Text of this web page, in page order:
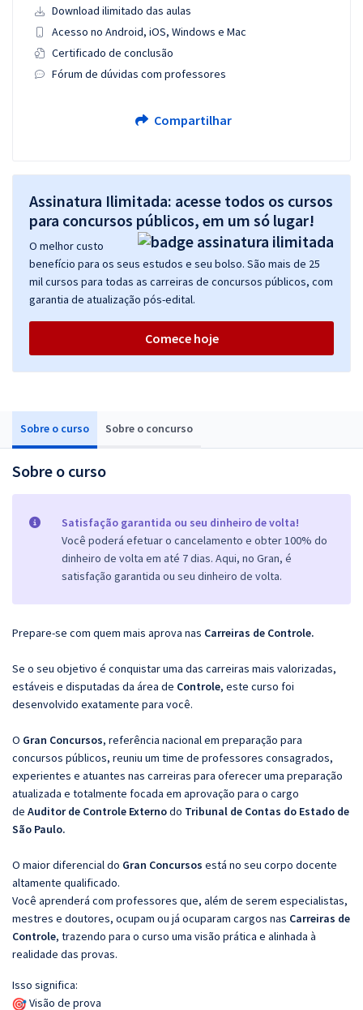
Sobre o curso Sobre o concurso
Sobre o curso
Satisfação garantida ou seu dinheiro de volta!
Você poderá efetuar o cancelamento e obter 100% do
dinheiro de volta em até 7 dias. Aqui, no Gran, é
satisfação garantida ou seu dinheiro de volta.
Prepare-se com quem mais aprova nas Carreiras de Controle.
Se o seu objetivo é conquistar uma das carreiras mais valorizadas,
estáveis e disputadas da área de Controle, este curso foi
desenvolvido exatamente para você.
O Gran Concursos, referência nacional em preparação para
concursos públicos, reuniu um time de professores consagrados,
experientes e atuantes nas carreiras para oferecer uma preparação
atualizada e totalmente focada em aprovação para o cargo
de Auditor de Controle Externodo Tribunal de Contas do Estado de
São Paulo.
O maior diferencial do Gran Concursos está no seu corpo docente
altamente qualificado.
Você aprenderá com professores que, além de serem especialistas,
mestres e doutores, ocupam ou já ocuparam cargos nas Carreiras de
Controle, trazendo para o curso uma visão prática e alinhada à
realidade das provas.
Isso significa:
Visão de prova
Download ilimitado das aulas
Acesso no Android, iOS, Windows e Mac
Certificado de conclusão
Fórum de dúvidas com professores
Compartilhar
Assinatura Ilimitada: acesse todos os cursos
para concursos públicos, em um só lugar!
O melhor custo
benefício para os seus estudos e seu bolso. São mais de 25
mil cursos para todas as carreiras de concursos públicos, com
garantia de atualização pós-edital.
Comece hoje